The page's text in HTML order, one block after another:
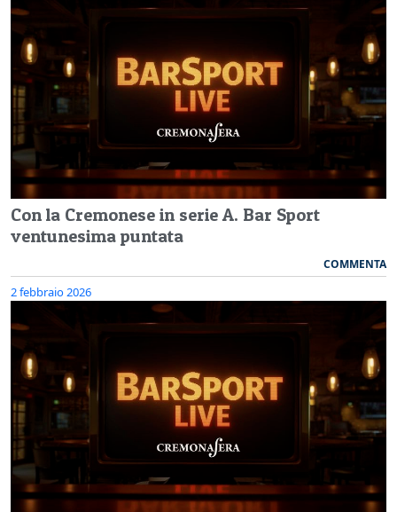
Con la Cremonese in serie A. Bar Sport
ventunesima puntata
COMMENTA
2 febbraio 2026